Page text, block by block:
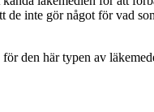
de inte gör något för vad
den här typen av